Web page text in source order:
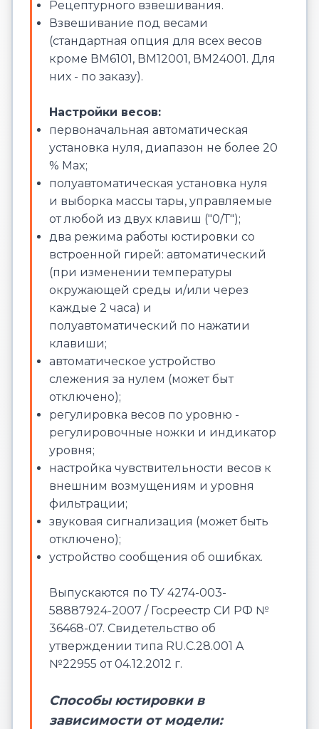
Рецептурного взвешивания.
Взвешивание под весами
(стандартная опция для всех весов
кроме ВМ6101, ВМ12001, ВМ24001. Для
них - по заказу).
Настройки весов:
первоначальная автоматическая
установка нуля, диапазон не более 20
% Max;
полуавтоматическая установка нуля
и выборка массы тары, управляемые
от любой из двух клавиш ("0/Т");
два режима работы юстировки со
встроенной гирей: автоматический
(при изменении температуры
окружающей среды и/или через
каждые 2 часа) и
полуавтоматический по нажатии
клавиши;
автоматическое устройство
слежения за нулем (может быт
отключено);
регулировка весов по уровню -
регулировочные ножки и индикатор
уровня;
настройка чувствительности весов к
внешним возмущениям и уровня
фильтрации;
звуковая сигнализация (может быть
отключено);
устройство сообщения об ошибках.
Выпускаются по ТУ 4274-003-
58887924-2007 / Госреестр СИ РФ №
36468-07. Свидетельство об
утверждении типа RU.C.28.001 A
№22955 от 04.12.2012 г.
Способы юстировки в
зависимости от модели: